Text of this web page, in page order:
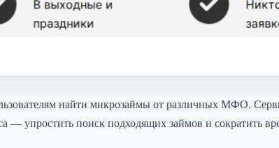
найти микрозаймы от различных МФО.
— упростить поиск подходящих займов и сократить